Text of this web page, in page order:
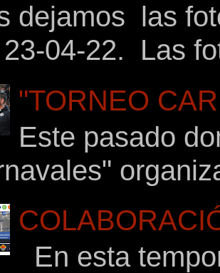
dejamos las
04-22. Las
"TORNEO
Este pasado
En esta